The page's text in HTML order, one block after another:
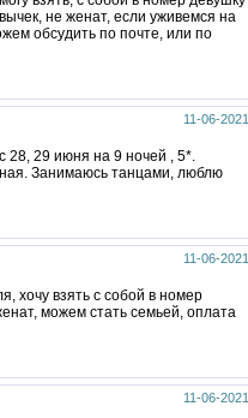
не женат, если уживемся на
обсудить по почте, или по
11-06-2021
28, 29 июня на 9 ночей , 5*.
Занимаюсь танцами, люблю
11-06-2021
хочу взять с собой в номер
можем стать семьей, оплата
11-06-2021